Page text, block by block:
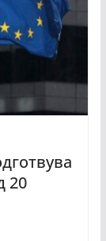
20